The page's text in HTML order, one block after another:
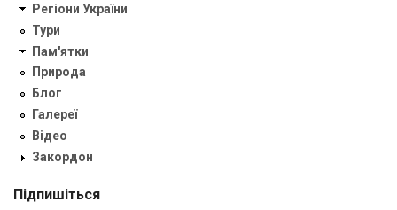
Регіони України
Тури
Пам'ятки
Природа
Блог
Галереї
Відео
Закордон
Підпишіться